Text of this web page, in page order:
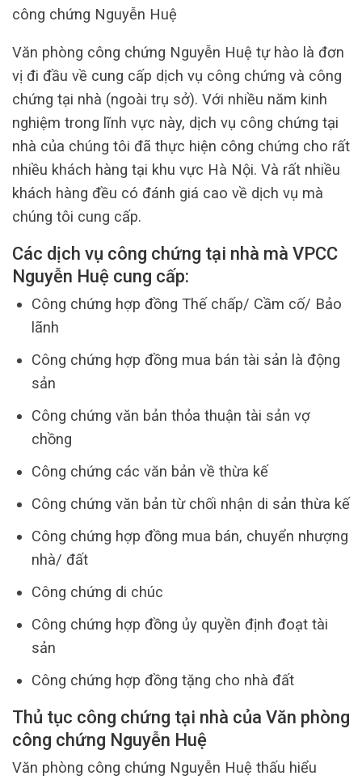
công chứng Nguyễn Huệ
Văn phòng công chứng Nguyễn Huệ tự hào là đơn
vị đi đầu về cung cấp dịch vụ công chứng và công
chứng tại nhà (ngoài trụ sở). Với nhiều năm kinh
nghiệm trong lĩnh vực này, dịch vụ công chứng tại
nhà của chúng tôi đã thực hiện công chứng cho rất
nhiều khách hàng tại khu vực Hà Nội. Và rất nhiều
khách hàng đều có đánh giá cao về dịch vụ mà
chúng tôi cung cấp.
Các dịch vụ công chứng tại nhà mà VPCC
Nguyễn Huệ cung cấp:
Công chứng hợp đồng Thế chấp/ Cầm cố/ Bảo
lãnh
Công chứng hợp đồng mua bán tài sản là động
sản
Công chứng văn bản thỏa thuận tài sản vợ
chồng
Công chứng các văn bản về thừa kế
Công chứng văn bản từ chối nhận di sản thừa kế
Công chứng hợp đồng mua bán, chuyển nhượng
nhà/ đất
Công chứng di chúc
Công chứng hợp đồng ủy quyền định đoạt tài
sản
Công chứng hợp đồng tặng cho nhà đất
Thủ tục công chứng tại nhà của Văn phòng
công chứng Nguyễn Huệ
Văn phòng công chứng Nguyễn Huệ thấu hiểu